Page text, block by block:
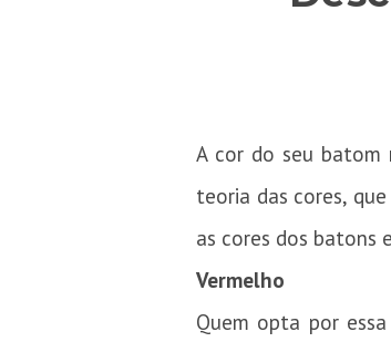
A cor do seu batom
teoria das cores,
as cores dos batons
Vermelho
Quem opta por